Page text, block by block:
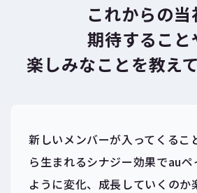
これからの当
期待すること
楽しみなことを教え
新しいメンバーが入ってくるこ
ら生まれるシナジー効果でau
ように変化、成長していくのか